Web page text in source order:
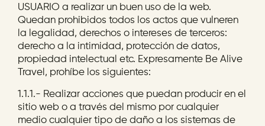
USUARIO a realizar un buen uso de la web.
Quedan prohibidos todos los actos que vulneren
la legalidad, derechos o intereses de terceros:
derecho a la intimidad, protección de datos,
propiedad intelectual etc. Expresamente Be Alive
Travel, prohíbe los siguientes:
1.1.1.- Realizar acciones que puedan producir en el
sitio web o a través del mismo por cualquier
medio cualquier tipo de daño a los sistemas de